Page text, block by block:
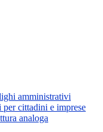
amministrativi
cittadini e imprese
analoga